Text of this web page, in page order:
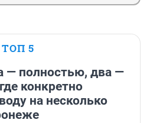
ТОП 5
— полностью, два —
конкретно
на несколько